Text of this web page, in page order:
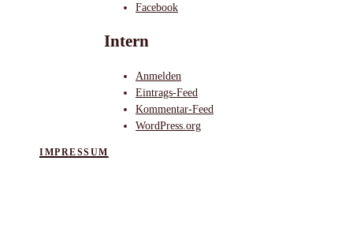
Facebook
Intern
Anmelden
Eintrags-Feed
Kommentar-Feed
WordPress.org
IMPRESSUM